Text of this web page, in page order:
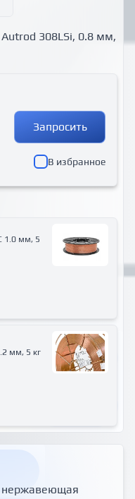
308LSi, 0.8 мм,
Запросить
В избранное
1.0 мм, 5
мм, 5 кг
нержавеющая